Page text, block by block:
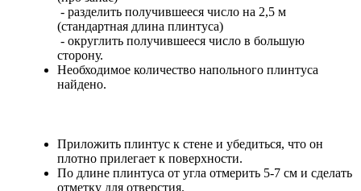
- разделить получившееся число на 2,5 м
(стандартная длина плинтуса)
- округлить получившееся число в большую
сторону.
Необходимое количество напольного плинтуса
найдено.
Приложить плинтус к стене и убедиться, что он
плотно прилегает к поверхности.
По длине плинтуса от угла отмерить 5-7 см и сделать
отметку для отверстия.